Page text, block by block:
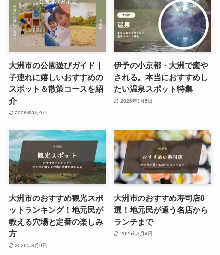
大洲市の公園遊びガイド｜
子連れに嬉しいおすすめの
スポット＆散策コースを紹
介
2026年3月9日
伊予の小京都・大洲で癒や
される。本当におすすめし
たい温泉スポット特集
2026年3月5日
大洲市のおすすめ観光スポ
ットランキング！地元民が
教える穴場と定番の楽しみ
方
2026年3月9日
大洲市のおすすめ寿司店8
選！地元民が通う名店から
ランチまで
2026年3月4日